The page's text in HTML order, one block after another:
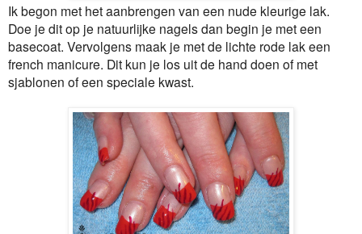
Ik begon met het aanbrengen van een nude kleurige lak.
Doe je dit op je natuurlijke nagels dan begin je met een
basecoat. Vervolgens maak je met de lichte rode lak een
french manicure. Dit kun je los uit de hand doen of met
sjablonen of een speciale kwast.